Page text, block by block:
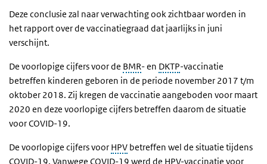
Deze conclusie zal naar verwachting ook zichtbaar worden in
het rapport over de vaccinatiegraad dat jaarlijks in juni
verschijnt.
De voorlopige cijfers voor de BMR- en DKTP-vaccinatie
betreffen kinderen geboren in de periode november 2017 t/m
oktober 2018. Zij kregen de vaccinatie aangeboden voor maart
2020 en deze voorlopige cijfers betreffen daarom de situatie
voor COVID-19.
De voorlopige cijfers voor HPV betreffen wel de situatie tijdens
COVID-19. Vanwege COVID-19 werd de HPV-vaccinatie voor